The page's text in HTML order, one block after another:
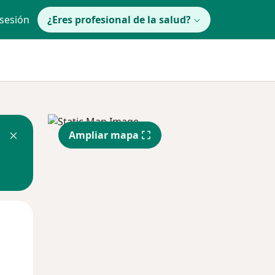
¿Eres profesional de la salud?
Ampliar mapa